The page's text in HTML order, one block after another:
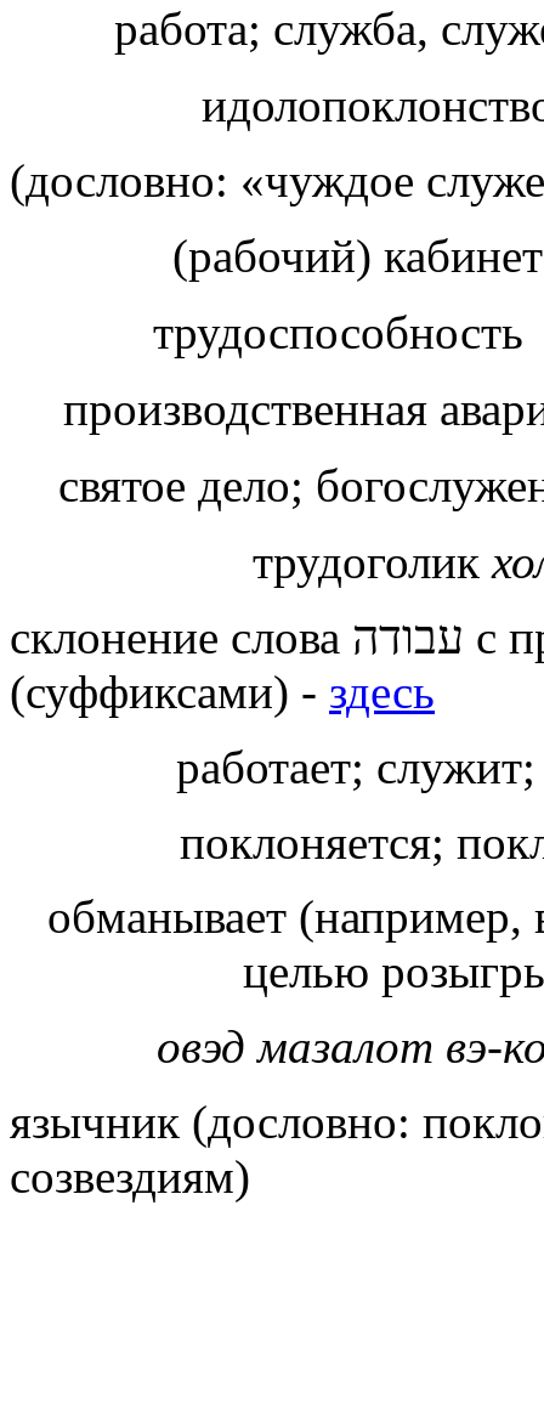
работа; служба,
(дословно: «чуждое
(рабочий)
производственная
святое дело;
трудоголик
склонение слова
(суффиксами) - здесь
работает;
поклоняется;
обманывает
овэд мазалот вэ-
язычник (дословно:
созвездиям)